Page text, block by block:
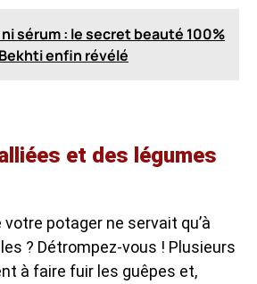
ni sérum : le secret beauté 100%
enfin révélé
et des légumes
potager ne servait qu’à
? Détrompez-vous ! Plusieurs
à faire fuir les guêpes et,